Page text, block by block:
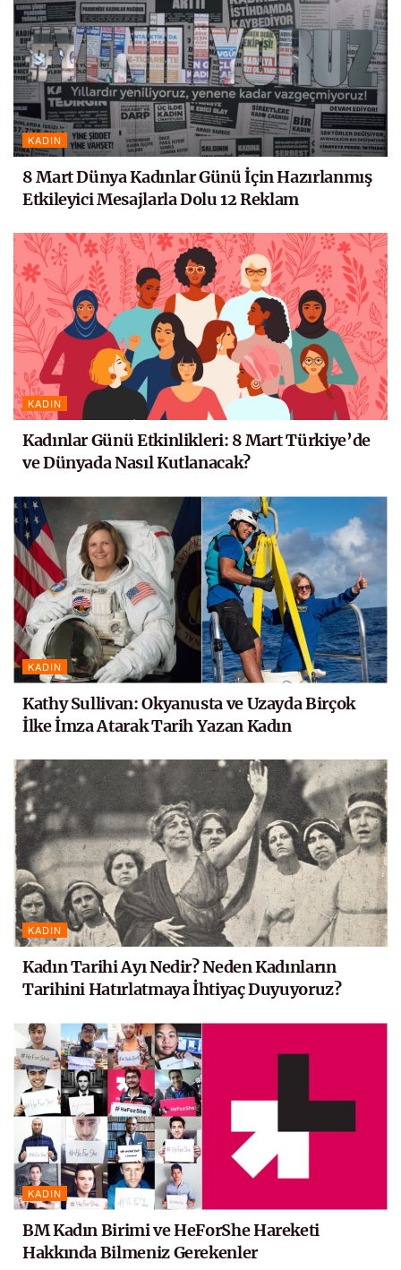
KADIN
8 Mart Dünya Kadınlar Günü İçin Hazırlanmış
Etkileyici Mesajlarla Dolu 12 Reklam
KADIN
Kadınlar Günü Etkinlikleri: 8 Mart Türkiye’de
ve Dünyada Nasıl Kutlanacak?
KADIN
Kathy Sullivan: Okyanusta ve Uzayda Birçok
İlke İmza Atarak Tarih Yazan Kadın
KADIN
Kadın Tarihi Ayı Nedir? Neden Kadınların
Tarihini Hatırlatmaya İhtiyaç Duyuyoruz?
KADIN
BM Kadın Birimi ve HeForShe Hareketi
Hakkında Bilmeniz Gerekenler